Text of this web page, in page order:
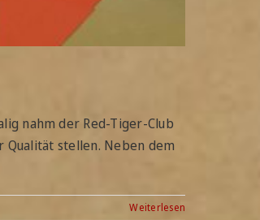
nahm der Red-Tiger-Club
stellen. Neben dem
Weiterlesen